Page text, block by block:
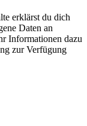
erklärst du dich
Daten an
Informationen dazu
zur Verfügung